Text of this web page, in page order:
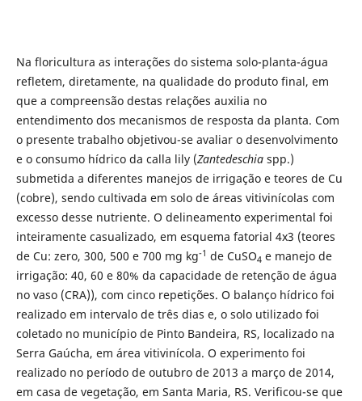
Na floricultura as interações do sistema solo-planta-água
refletem, diretamente, na qualidade do produto final, em
que a compreensão destas relações auxilia no
entendimento dos mecanismos de resposta da planta. Com
o presente trabalho objetivou-se avaliar o desenvolvimento
e o consumo hídrico da calla lily (Zantedeschia spp.)
submetida a diferentes manejos de irrigação e teores de Cu
(cobre), sendo cultivada em solo de áreas vitivinícolas com
excesso desse nutriente. O delineamento experimental foi
inteiramente casualizado, em esquema fatorial 4x3 (teores
de Cu: zero, 300, 500 e 700 mg kg-1 de CuSO4 e manejo de
irrigação: 40, 60 e 80% da capacidade de retenção de água
no vaso (CRA)), com cinco repetições. O balanço hídrico foi
realizado em intervalo de três dias e, o solo utilizado foi
coletado no município de Pinto Bandeira, RS, localizado na
Serra Gaúcha, em área vitivinícola. O experimento foi
realizado no período de outubro de 2013 a março de 2014,
em casa de vegetação, em Santa Maria, RS. Verificou-se que